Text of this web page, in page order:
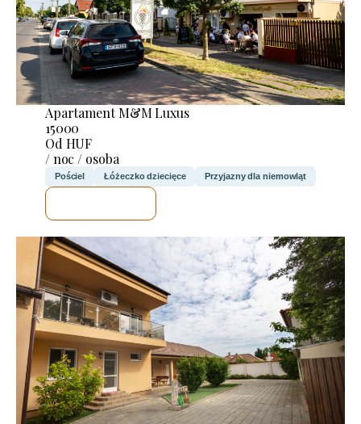
Apartament M&M Luxus
15000
Od HUF
/ noc / osoba
Pościel Łóżeczko dziecięce Przyjazny dla niemowląt